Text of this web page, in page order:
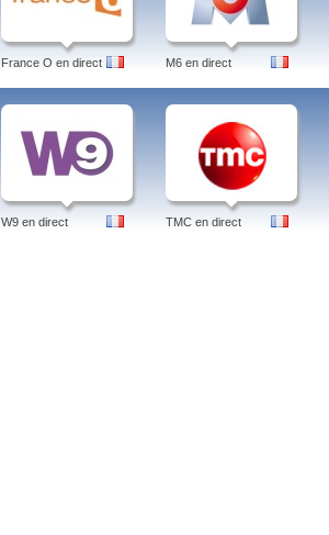
France O en direct M6 en direct
W9 en direct TMC en direct